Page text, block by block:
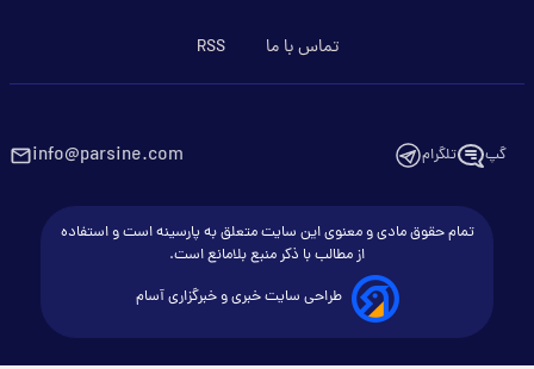
تماس با ما RSS
گپ تلگرام info@parsine.com
تمام حقوق مادی و معنوی این سایت متعلق به پارسینه است و استفاده
از مطالب با ذکر منبع بلامانع است.
طراحی سایت خبری و خبرگزاری آسام